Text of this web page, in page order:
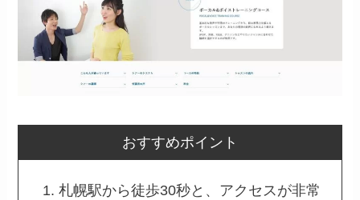
おすすめポイント
札幌駅から徒歩30秒と、アクセスが非常